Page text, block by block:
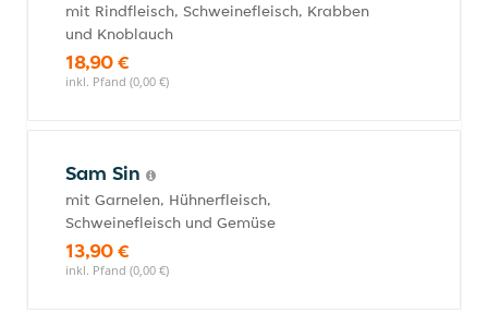
mit Rindfleisch, Schweinefleisch, Krabben
und Knoblauch
18,90 €
inkl. Pfand (0,00 €)
Sam Sin
mit Garnelen, Hühnerfleisch,
Schweinefleisch und Gemüse
13,90 €
inkl. Pfand (0,00 €)